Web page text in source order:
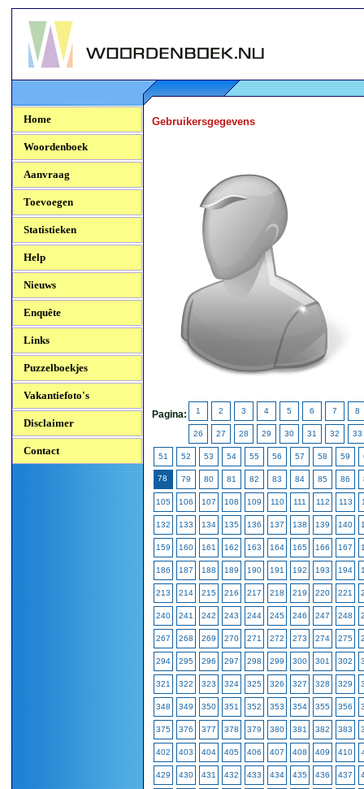
Woordenboek.NU
Home
Woordenboek
Aanvraag
Toevoegen
Statistieken
Help
Nieuws
Enquête
Links
Puzzelboekjes
Vakantiefoto's
Disclaimer
Contact
Gebruikersgegevens
Pagina: 1 2 3 4 5 6 7 8
26 27 28 29 30 31 32 33
51 52 53 54 55 56 57 58 59
78 79 80 81 82 83 84 85 86
105 106 107 108 109 110 111 112 113
132 133 134 135 136 137 138 139 140
159 160 161 162 163 164 165 166 167
186 187 188 189 190 191 192 193 194
213 214 215 216 217 218 219 220 221
240 241 242 243 244 245 246 247 248
267 268 269 270 271 272 273 274 275
294 295 296 297 298 299 300 301 302
321 322 323 324 325 326 327 328 329
348 349 350 351 352 353 354 355 356
375 376 377 378 379 380 381 382 383
402 403 404 405 406 407 408 409 410
429 430 431 432 433 434 435 436 437